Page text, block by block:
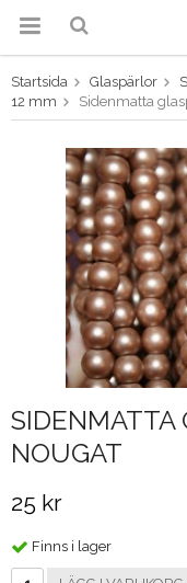
Startsida Glaspärlor
12 mm
Sidenmatta
SIDENMATTA
NOUGAT
25 kr
Finns i lager